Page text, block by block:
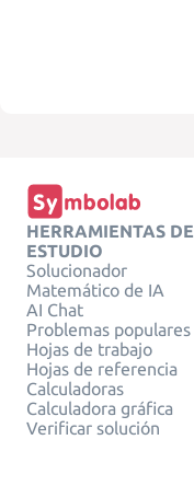
HERRAMIENTAS DE
ESTUDIO
Solucionador
Matemático de IA
AI Chat
Problemas populares
Hojas de trabajo
Hojas de referencia
Calculadoras
Calculadora gráfica
Verificar solución